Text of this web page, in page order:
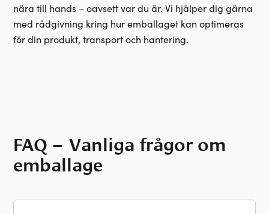
nära till hands –oavsett var du är.Vi hjälper dig gärna
med rådgivning kring hur emballaget kan optimeras
för din produkt, transport och hantering.
FAQ –Vanliga frågor om
emballage